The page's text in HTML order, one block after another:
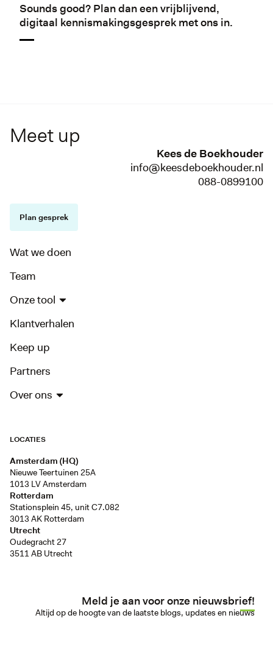
Sounds good? Plan dan een vrijblijvend,
digitaal kennismakingsgesprek met ons in.
Wat we doen
Team
Onze tool
Klantverhalen
Keep up
Partners
Over ons
LOCATIES
Amsterdam (HQ)
Nieuwe Teertuinen 25A
1013 LV Amsterdam
Rotterdam
Stationsplein 45, unit C7.082
3013 AK Rotterdam
Utrecht
Oudegracht 27
3511 AB Utrecht
Meet up
Kees de Boekhouder
info@keesdeboekhouder.nl
088-0899100
Plan gesprek
Meld je aan voor onze nieuwsbrief!
Altijd op de hoogte van de laatste blogs, updates en nieuws